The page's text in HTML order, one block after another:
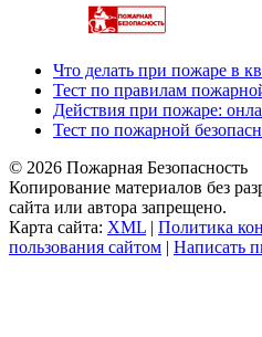
Что делать при пожаре в
Тест по правилам
Действия при пожаре:
Тест по пожарной
© 2026 Пожарная Безопасность
Копирование материалов без
сайта или автора запрещено.
Карта сайта: XML | Политика
пользования сайтом | Написать